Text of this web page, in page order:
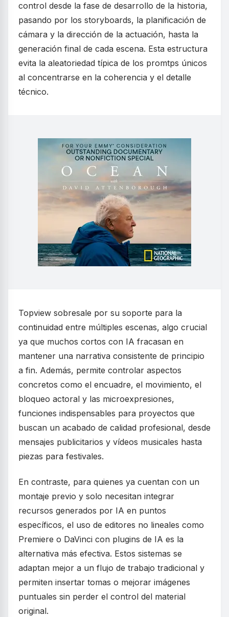
control desde la fase de desarrollo de la historia,
pasando por los storyboards, la planificación de
cámara y la dirección de la actuación, hasta la
generación final de cada escena. Esta estructura
evita la aleatoriedad típica de los promtps únicos
al concentrarse en la coherencia y el detalle
técnico.
Topview sobresale por su soporte para la
continuidad entre múltiples escenas, algo crucial
ya que muchos cortos con IA fracasan en
mantener una narrativa consistente de principio
a fin. Además, permite controlar aspectos
concretos como el encuadre, el movimiento, el
bloqueo actoral y las microexpresiones,
funciones indispensables para proyectos que
buscan un acabado de calidad profesional, desde
mensajes publicitarios y vídeos musicales hasta
piezas para festivales.
En contraste, para quienes ya cuentan con un
montaje previo y solo necesitan integrar
recursos generados por IA en puntos
específicos, el uso de editores no lineales como
Premiere o DaVinci con plugins de IA es la
alternativa más efectiva. Estos sistemas se
adaptan mejor a un flujo de trabajo tradicional y
permiten insertar tomas o mejorar imágenes
puntuales sin perder el control del material
original.